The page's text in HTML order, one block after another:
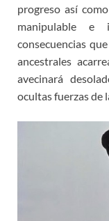
progreso así
manipulable e
consecuencias
ancestrales
avecinará
ocultas fuerzas de